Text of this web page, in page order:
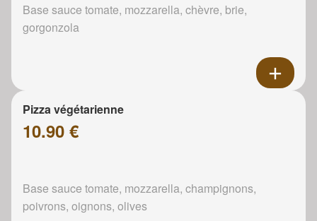
Base sauce tomate, mozzarella, chèvre, brie,
gorgonzola
Pizza végétarienne
10.90 €
Base sauce tomate, mozzarella, champignons,
poivrons, oignons, olives